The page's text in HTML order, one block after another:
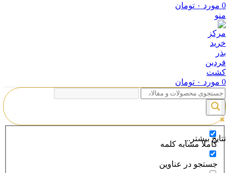
0 مورد ۰ تومان
منو
0 مورد ۰ تومان
نتایج بیشتر...
کاملا مشابه کلمه
جستجو در عناوین